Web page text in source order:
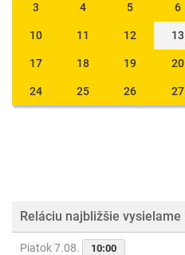
3 4 5 6
10 11 12 13
17 18 19 20
24 25 26 27
Reláciu najbližšie vysielame
Piatok 7.08. 10:00